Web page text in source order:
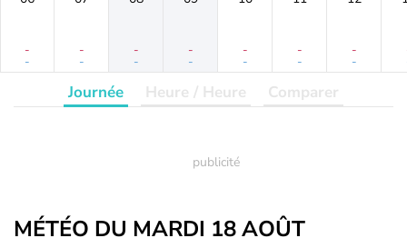
-
-
-
-
-
-
-
-
-
-
-
-
-
-
Journée Heure / Heure Comparer
MÉTÉO DU MARDI 18 AOÛT